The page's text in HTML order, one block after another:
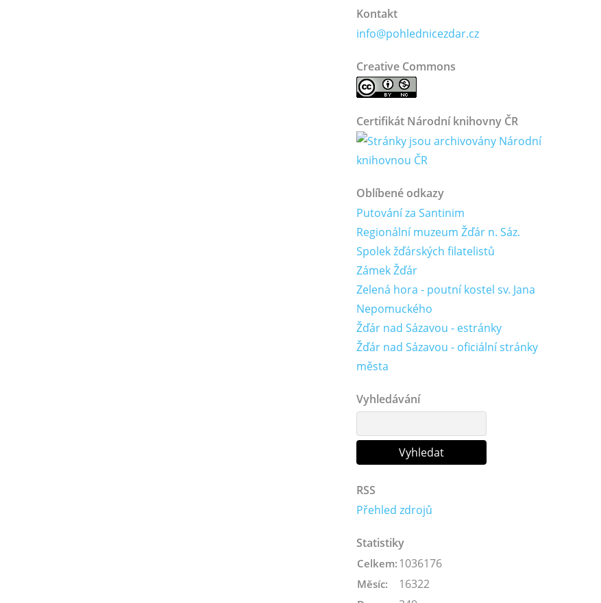
Kontakt
info@pohlednicezdar.cz
Creative Commons
Certifikát Národní knihovny ČR
Oblíbené odkazy
Putování za Santinim
Regionální muzeum Žďár n. Sáz.
Spolek žďárských filatelistů
Zámek Žďár
Zelená hora - poutní kostel sv. Jana
Nepomuckého
Žďár nad Sázavou - estránky
Žďár nad Sázavou - oficiální stránky
města
Vyhledávání
RSS
Přehled zdrojů
Statistiky
Celkem: 1036176
Měsíc: 16322